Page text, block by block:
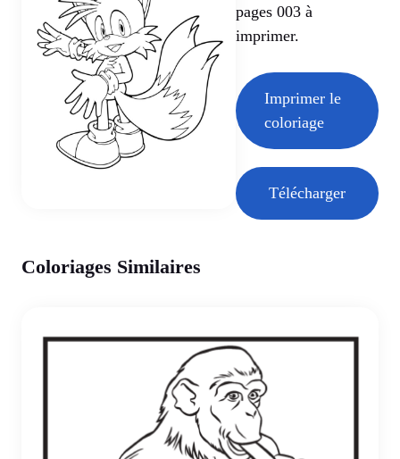
pages 003 à
imprimer.
Imprimer le
coloriage
Télécharger
Coloriages Similaires